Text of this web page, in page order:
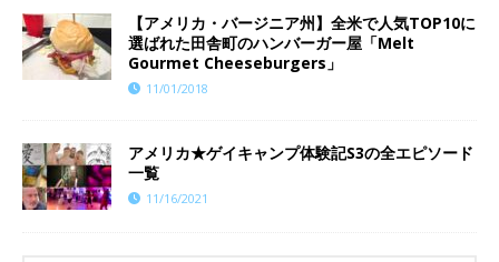
【アメリカ・バージニア州】全米で人気TOP10に
選ばれた田舎町のハンバーガー屋「Melt
Gourmet Cheeseburgers」
11/01/2018
アメリカ★ゲイキャンプ体験記S3の全エピソード
一覧
11/16/2021